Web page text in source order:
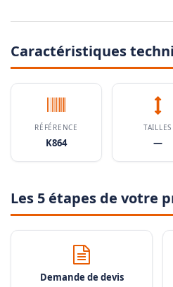
Caractéristiques
RÉFÉRENCE
K864
TAILLES
—
Les 5 étapes de votre
Demande de devis